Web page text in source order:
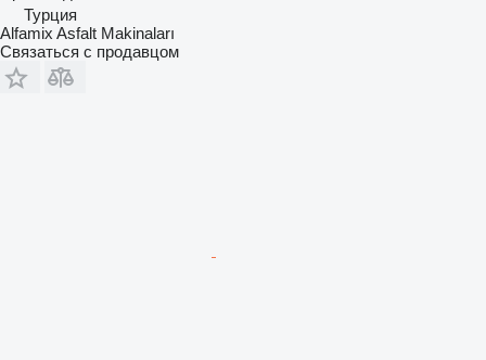
Турция
Alfamix Asfalt Makinaları
Связаться с продавцом